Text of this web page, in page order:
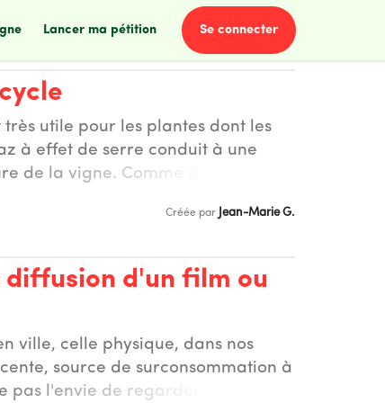
lancer ma pétition se connecter
utile pour les plantes dont les
à effet de serre conduit à une
de la vigne. Comme dit P.Rabhy:
Créée par Jean-Marie G.
d'un film ou
ville, celle physique, dans nos
source de surconsommation à
l'envie de regarder la TNT. Oui